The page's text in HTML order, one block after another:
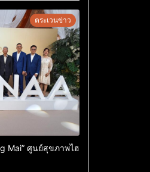
ตระเวนข่าว
Mai” ศูนย์สุขภาพไฮ